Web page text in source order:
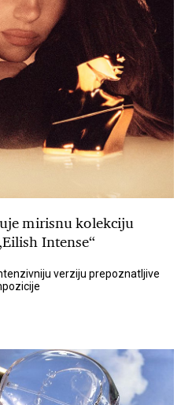
mirisnu kolekciju
Intense“
verziju prepoznatljive